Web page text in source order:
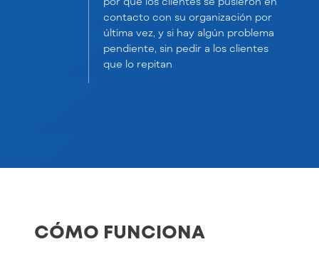
contacto con su organización por
última vez, y si hay algún problema
pendiente, sin pedir a los clientes
que lo repitan
CÓMO FUNCIONA